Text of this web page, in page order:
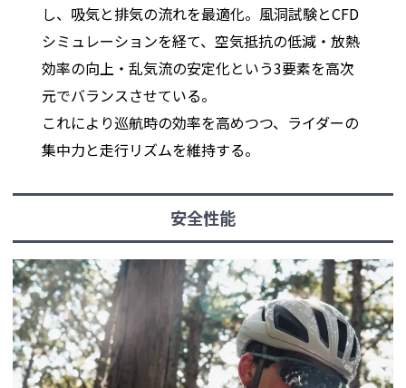
し、吸気と排気の流れを最適化。風洞試験とCFD
シミュレーションを経て、空気抵抗の低減・放熱
効率の向上・乱気流の安定化という3要素を高次
元でバランスさせている。
これにより巡航時の効率を高めつつ、ライダーの
集中力と走行リズムを維持する。
安全性能